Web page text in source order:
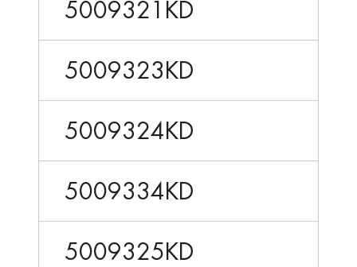
5009321KD
5009323KD
5009324KD
5009334KD
5009325KD